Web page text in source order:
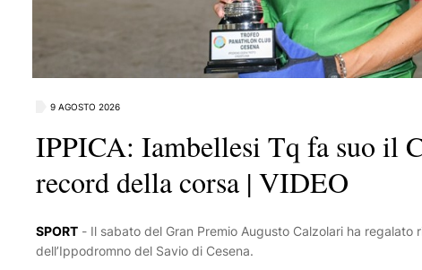
9 AGOSTO 2026
IPPICA: Iambellesi Tq fa suo il
record della corsa | VIDEO
SPORT -
dell’Ippodromno del Savio di Cesena.